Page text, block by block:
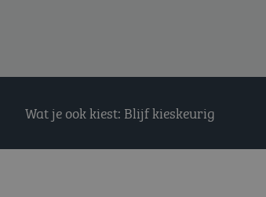
Wat je ook kiest: Blijf kieskeurig